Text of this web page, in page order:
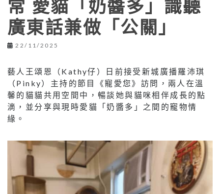
常 愛貓「奶醬多」識聽
廣東話兼做「公關」
22/11/2025
藝人王頌恩（Kathy仔）日前接受新城廣播羅沛琪
（Pinky）主持的節目《寵愛您》訪問，兩人在溫
馨的貓貓共用空間中，暢談她與貓咪相伴成長的點
滴，並分享與現時愛貓「奶醬多」之間的寵物情
緣。